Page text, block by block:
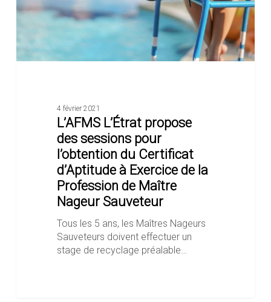
Certificat
à
Exercice
Sauveteur
4 février 2021
L’AFMS L’Étrat propose
des sessions pour
l’obtention du Certificat
d’Aptitude à Exercice de la
Profession de Maître
Nageur Sauveteur
Tous les 5 ans, les Maîtres Nageurs
Sauveteurs doivent effectuer un
stage de recyclage préalable…